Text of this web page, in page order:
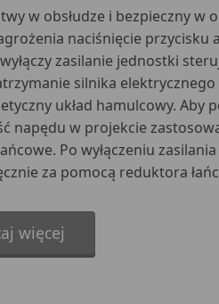
w obsłudze i bezpieczny w
naciśnięcie przycisku
zasilanie jednostki
silnika
układ hamulcowy. Aby
napędu w projekcie
Po wyłączeniu
za pomocą reduktora
więcej